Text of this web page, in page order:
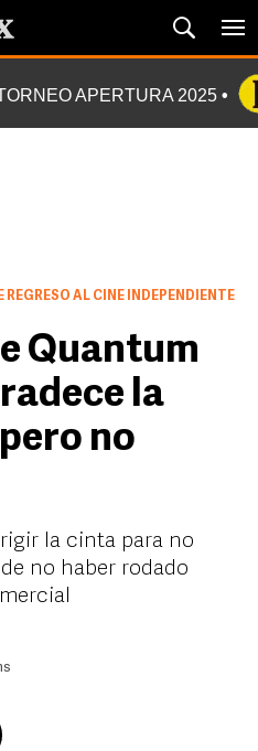
APERTURA 2025
REGRESO AL CINE INDEPENDIENTE
Quantum
la
no
la cinta para no
no haber rodado